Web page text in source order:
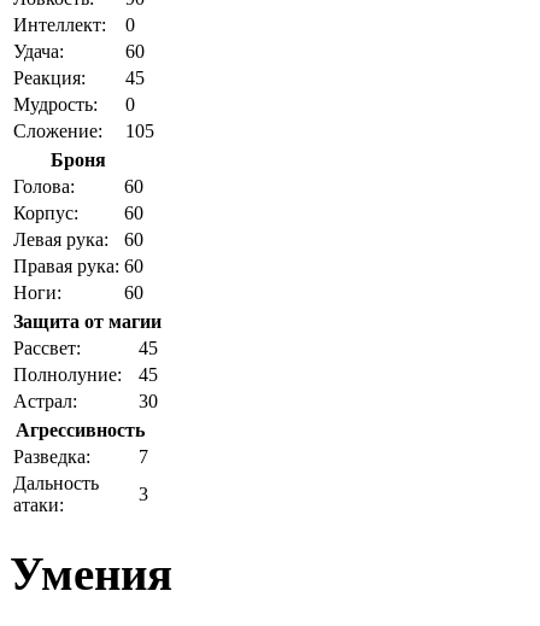
Интеллект:
0
Удача:
60
Реакция:
45
Мудрость:
0
Сложение:
105
Броня
Голова:
60
Корпус:
60
Левая рука:
60
Правая рука: 60
Ноги:
60
Защита от магии
Рассвет:
45
Полнолуние:
45
Астрал:
30
Агрессивность
Разведка:
7
Дальность
атаки:
3
Умения